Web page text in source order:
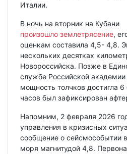
Италии.
В ночь на вторник на Кубани
произошло землетрясение,
оценкам составила 4,5- 4,8.
нескольких десятках
Новороссийска. Позже в
службе Российской академии
мощность толчков достигла 6
часов был зафиксирован
Напомним, 2 февраля 2026
управления в кризисных
сообщение о сейсмособытии
моря магнитудой 4,8.